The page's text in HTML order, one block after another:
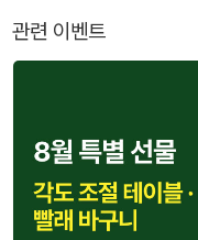
관련 이벤트